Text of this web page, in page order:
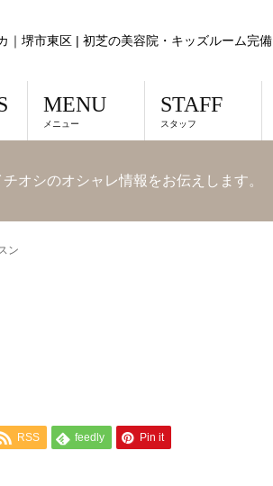
｜堺市東区 | 初芝の美容院・キッズルーム完備
MENU
メニュー
STAFF
スタッフ
オシのオシャレ情報をお伝えします。
ン
RSS feedly Pin it